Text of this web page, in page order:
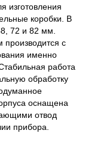
изготовления
коробки. В
72 и 82 мм.
производится с
именно
работа
обработку
оснащена
отвод
прибора.